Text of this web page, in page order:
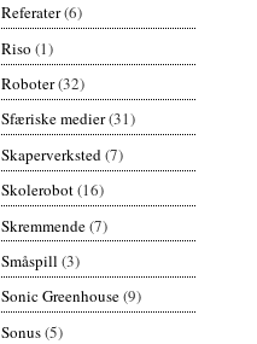
Referater(6)
Riso (1)
Roboter(32)
Sfæriske medier(31)
Skaperverksted(7)
Skolerobot(16)
Skremmende(7)
Småspill (3)
Sonic Greenhouse(9)
Sonus(5)